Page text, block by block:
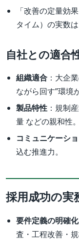
「改善の定量効
タイム）の実数は
自社との適合
組織適合：大企
ながら回す”環境
製品特性：規制
量 などの親和性。
コミュニケーシ
込む推進力。
採用成功の実
要件定義の明確化
査・工程改善・